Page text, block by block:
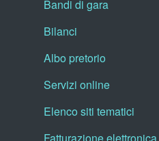
Bandi di gara
Bilanci
Albo pretorio
Servizi online
Elenco siti tematici